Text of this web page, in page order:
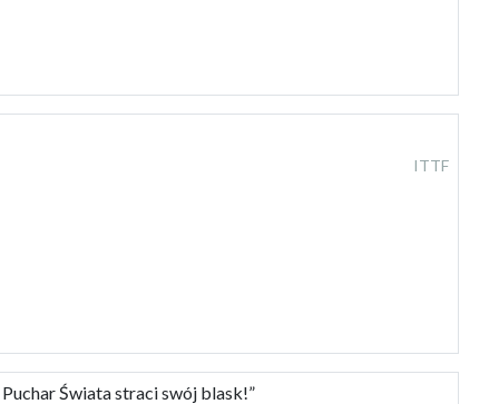
ITTF
Świata straci swój blask!”